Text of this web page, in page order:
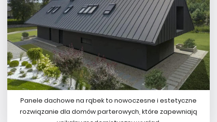
Panele dachowe na rąbek to nowoczesne i estetyczne
rozwiązanie dla domów parterowych, które zapewniają